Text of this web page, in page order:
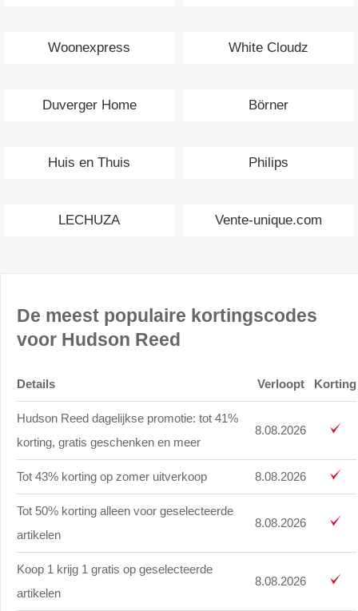
Woonexpress White Cloudz
Duverger Home Börner
Huis en Thuis Philips
LECHUZA Vente-unique.com
De meest populaire kortingscodes
voor Hudson Reed
Details Verloopt Korting
Hudson Reed dagelijkse promotie: tot 41%
korting, gratis geschenken en meer
8.08.2026
Tot 43% korting op zomer uitverkoop 8.08.2026
Tot 50% korting alleen voor geselecteerde
artikelen
8.08.2026
Koop 1 krijg 1 gratis op geselecteerde
artikelen
8.08.2026